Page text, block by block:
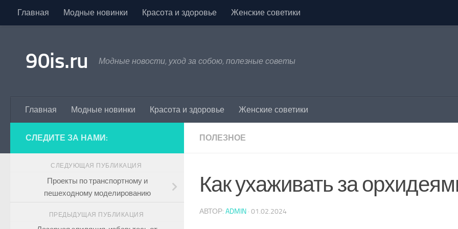
Skip to content
Главная Модные новинки Красота и здоровье Женские советики
90is.ru Модные новости, уход за собою, полезные советы
Главная Модные новинки Красота и здоровье Женские советики
ПОЛЕЗНОЕ
Как ухаживать за
АВТОР: ADMIN · 01.02.2024
СЛЕДИТЕ ЗА НАМИ:
СЛЕДУЮЩАЯ ПУБЛИКАЦИЯ
Проекты по транспортному и
пешеходному моделированию
ПРЕДЫДУЩАЯ ПУБЛИКАЦИЯ